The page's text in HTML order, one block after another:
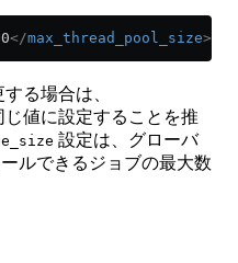
</max_thread_pool_size>
る場合は、
じ値に設定することを推
設定は、グローバ
ルできるジョブの最大数